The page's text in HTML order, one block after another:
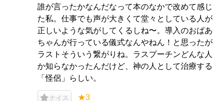
誰が言ったかなんだなって本のなかで改めて感じ
た私。仕事でも声が大きくて堂々としている人が
正しいような気がしてくるしね〜。導入のおばあ
ちゃんが行っている儀式なんやねん！と思ったが
ラストそういう繋がりね。ラスプーチンどんな人
か知らなかったんだけど、神の人として治療する
「怪侶」らしい。
ナイス ★3